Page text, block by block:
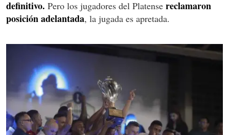
definitivo. Pero los jugadores del Platense reclamaron
posición adelantada, la jugada es apretada.